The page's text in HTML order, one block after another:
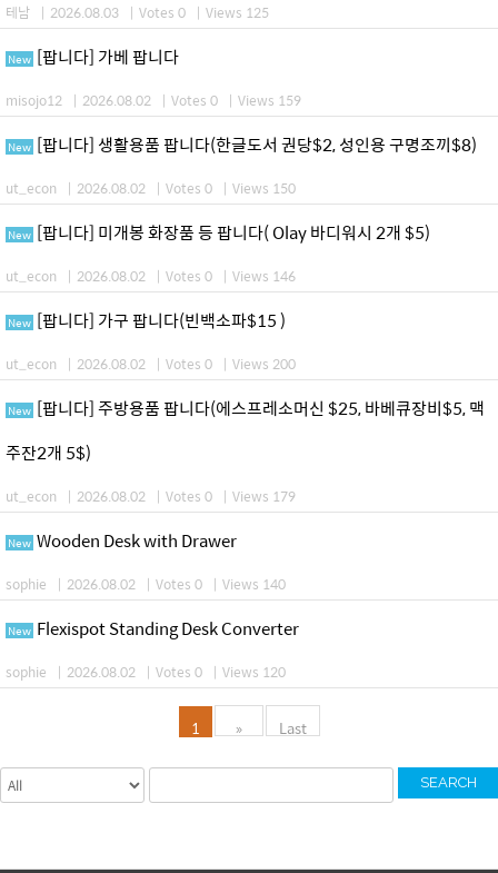
테남 | 2026.08.03 | Votes 0 | Views 125
New [팝니다] 가베 팝니다
misojo12 | 2026.08.02 | Votes 0 | Views 159
New [팝니다] 생활용품 팝니다(한글도서 권당$2, 성인용 구명조끼$8)
ut_econ | 2026.08.02 | Votes 0 | Views 150
New [팝니다] 미개봉 화장품 등 팝니다( Olay 바디워시 2개 $5)
ut_econ | 2026.08.02 | Votes 0 | Views 146
New [팝니다] 가구 팝니다(빈백소파$15 )
ut_econ | 2026.08.02 | Votes 0 | Views 200
New [팝니다] 주방용품 팝니다(에스프레소머신 $25, 바베큐장비$5, 맥
주잔2개 5$)
ut_econ | 2026.08.02 | Votes 0 | Views 179
New Wooden Desk with Drawer
sophie | 2026.08.02 | Votes 0 | Views 140
New Flexispot Standing Desk Converter
sophie | 2026.08.02 | Votes 0 | Views 120
1 » Last
SEARCH